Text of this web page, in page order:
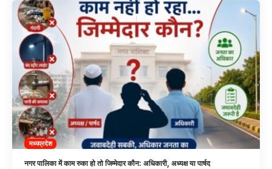
मध्यप्रदेश
नगर पालिका में काम रुका हो तो जिम्मेदार कौन: अधिकारी, अध्यक्ष या पार्षद